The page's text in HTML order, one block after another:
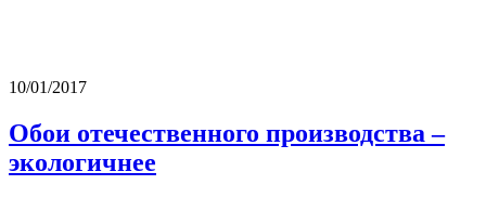
10/01/2017
Обои отечественного производства –
экологичнее